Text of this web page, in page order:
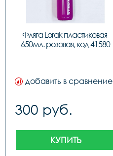
Фляга Lorak пластиковая
650мл. розовая, код 41580
добавить в сравнение
300 руб.
КУПИТЬ